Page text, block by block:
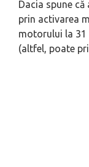
Dacia spune
prin activarea
motorului la 31
(altfel, poate